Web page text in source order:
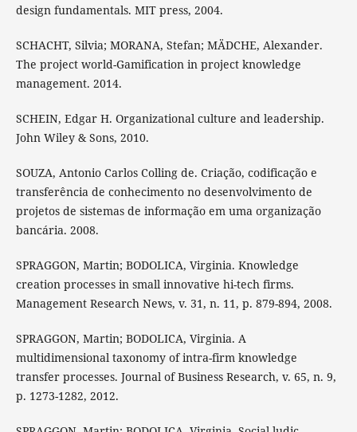
design fundamentals. MIT press, 2004.
SCHACHT, Silvia; MORANA, Stefan; MÄDCHE, Alexander.
The project world-Gamification in project knowledge
management. 2014.
SCHEIN, Edgar H. Organizational culture and leadership.
John Wiley & Sons, 2010.
SOUZA, Antonio Carlos Colling de. Criação, codificação e
transferência de conhecimento no desenvolvimento de
projetos de sistemas de informação em uma organização
bancária. 2008.
SPRAGGON, Martin; BODOLICA, Virginia. Knowledge
creation processes in small innovative hi-tech firms.
Management Research News, v. 31, n. 11, p. 879-894, 2008.
SPRAGGON, Martin; BODOLICA, Virginia. A
multidimensional taxonomy of intra-firm knowledge
transfer processes. Journal of Business Research, v. 65, n. 9,
p. 1273-1282, 2012.